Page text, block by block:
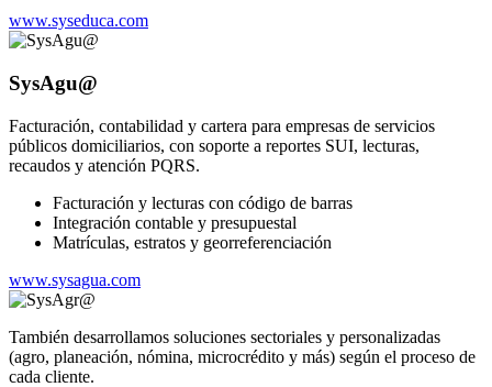
www.syseduca.com
SysAgu@
Facturación, contabilidad y cartera para empresas de servicios
públicos domiciliarios, con soporte a reportes SUI, lecturas,
recaudos y atención PQRS.
Facturación y lecturas con código de barras
Integración contable y presupuestal
Matrículas, estratos y georreferenciación
www.sysagua.com
También desarrollamos soluciones sectoriales y personalizadas
(agro, planeación, nómina, microcrédito y más) según el proceso de
cada cliente.